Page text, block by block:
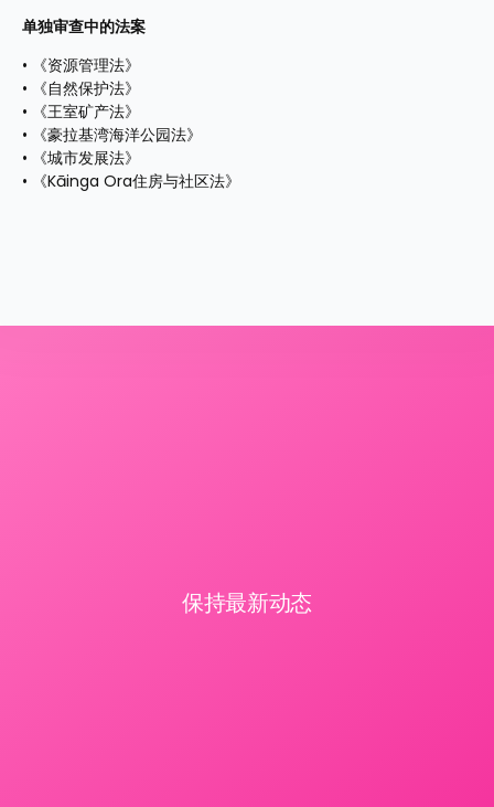
单独审查中的法案
•⁠ ⁠《资源管理法》
•⁠ ⁠《自然保护法》
•⁠ ⁠《王室矿产法》
•⁠ ⁠《豪拉基湾海洋公园法》
•⁠ ⁠《城市发展法》
•⁠ ⁠《Kāinga Ora住房与社区法》
保持最新动态